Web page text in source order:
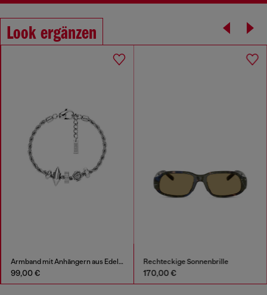
Look ergänzen
Armband mit Anhängern aus Edelstahl
99,00 €
Rechteckige Sonnenbrille
170,00 €